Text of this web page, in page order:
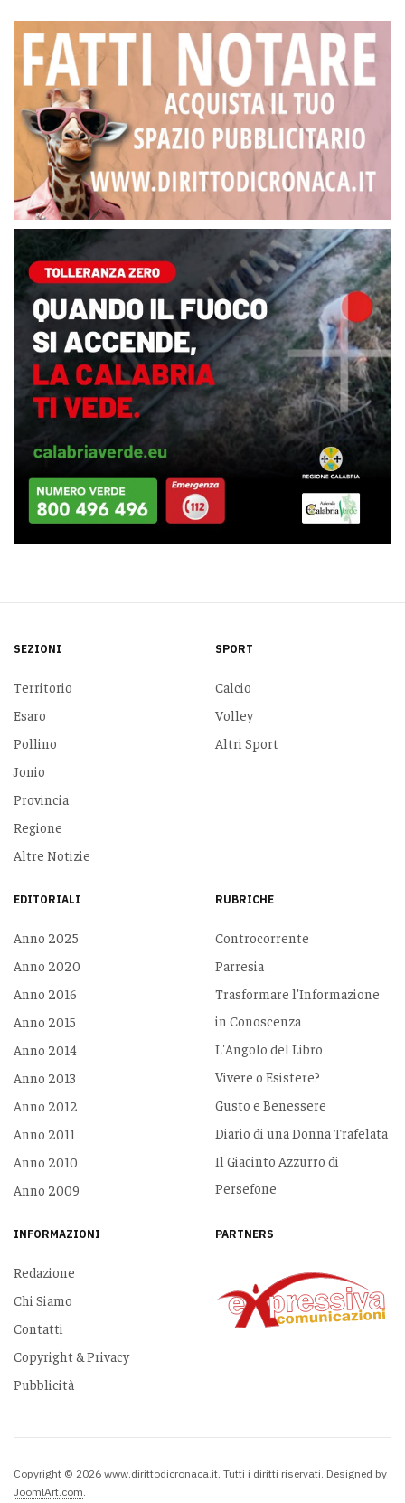
SEZIONI
Territorio
Esaro
Pollino
Jonio
Provincia
Regione
Altre Notizie
SPORT
Calcio
Volley
Altri Sport
EDITORIALI
Anno 2025
Anno 2020
Anno 2016
Anno 2015
Anno 2014
Anno 2013
Anno 2012
Anno 2011
Anno 2010
Anno 2009
RUBRICHE
Controcorrente
Parresia
Trasformare l'Informazione
in Conoscenza
L'Angolo del Libro
Vivere o Esistere?
Gusto e Benessere
Diario di una Donna Trafelata
Il Giacinto Azzurro di
Persefone
INFORMAZIONI
Redazione
Chi Siamo
Contatti
Copyright & Privacy
Pubblicità
PARTNERS
Copyright © 2026 www.dirittodicronaca.it. Tutti i diritti riservati. Designed by
JoomlArt.com.